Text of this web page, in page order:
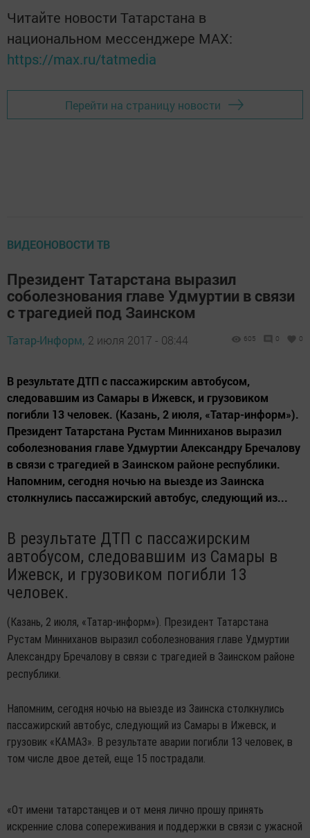
Читайте новости Татарстана в
национальном мессенджере MАХ:
https://max.ru/tatmedia
Перейти на страницу новости
ВИДЕОНОВОСТИ ТВ
Президент Татарстана выразил
соболезнования главе Удмуртии в связи
с трагедией под Заинском
Татар-Информ, 2 июля 2017 - 08:44 605 0 0
В результате ДТП с пассажирским автобусом,
следовавшим из Самары в Ижевск, и грузовиком
погибли 13 человек. (Казань, 2 июля, «Татар-информ»).
Президент Татарстана Рустам Минниханов выразил
соболезнования главе Удмуртии Александру Бречалову
в связи с трагедией в Заинском районе республики.
Напомним, сегодня ночью на выезде из Заинска
столкнулись пассажирский автобус, следующий из...
В результате ДТП с пассажирским
автобусом, следовавшим из Самары в
Ижевск, и грузовиком погибли 13
человек.
(Казань, 2 июля, «Татар-информ»). Президент Татарстана
Рустам Минниханов выразил соболезнования главе Удмуртии
Александру Бречалову в связи с трагедией в Заинском районе
республики.
Напомним, сегодня ночью на выезде из Заинска столкнулись
пассажирский автобус, следующий из Самары в Ижевск, и
грузовик «КАМАЗ». В результате аварии погибли 13 человек, в
том числе двое детей, еще 15 пострадали.
«От имени татарстанцев и от меня лично прошу принять
искренние слова сопереживания и поддержки в связи с ужасной